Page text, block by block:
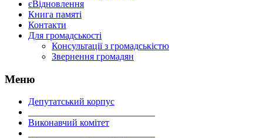
єВідновлення
Книга памяті
Контакти
Для громадськості
Консультації з громадськістю
Звернення громадян
Меню
Депутатський корпус
Виконавчий комітет